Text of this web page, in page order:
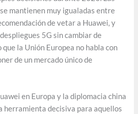
mantienen muy igualadas entre
de vetar a Huawei, y
5G sin cambiar de
la Unión Europea no habla con
de un mercado único de
en Europa y la diplomacia china
herramienta decisiva para aquellos